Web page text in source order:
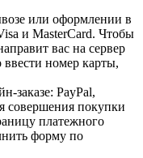
или оформлении в
и MasterCard. Чтобы
вас на сервер
номер карты,
заказе: PayPal,
совершения покупки
платежного
форму по